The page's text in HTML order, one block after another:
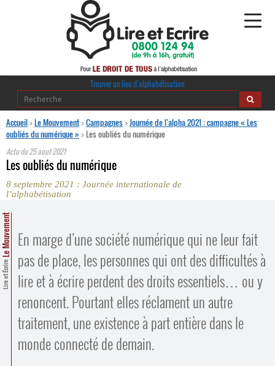
Alphabétisation
journaldelalpha.be
Comprendre et parler
Bienvenue en Belgique
Espace presse
Contacts
Trouver un lieu d’alphabétisation
Trouver un lieu d’alphabétisation
Accueil>Le Mouvement>Campagnes>Journée de l’alpha 2021 : campagne « Les
oubliés du numérique » >Les oubliés du numérique
Actu du25 aout 2021
Les oubliés du numérique
8 septembre 2021 : Journée internationale de
l’alphabétisation
Lire et Écrire
Le Mouvement En marge d’une société numérique qui ne leur fait
pas de place, les personnes qui ont des difficultés à
lire et à écrire perdent des droits essentiels… ou y
renoncent. Pourtant elles réclament un autre
traitement, une existence à part entière dans le
monde connecté de demain.